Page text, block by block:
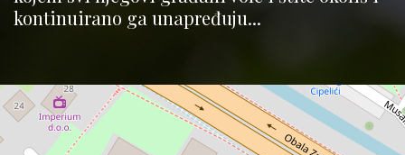
kontinuirano ga unapređuju...